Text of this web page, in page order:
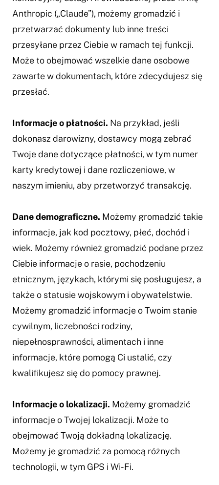
Anthropic („Claude”), możemy gromadzić i
przetwarzać dokumenty lub inne treści
przesyłane przez Ciebie w ramach tej funkcji.
Może to obejmować wszelkie dane osobowe
zawarte w dokumentach, które zdecydujesz się
przesłać.
Informacje o płatności. Na przykład, jeśli
dokonasz darowizny, dostawcy mogą zebrać
Twoje dane dotyczące płatności, w tym numer
karty kredytowej i dane rozliczeniowe, w
naszym imieniu, aby przetworzyć transakcję.
Dane demograficzne. Możemy gromadzić takie
informacje, jak kod pocztowy, płeć, dochód i
wiek. Możemy również gromadzić podane przez
Ciebie informacje o rasie, pochodzeniu
etnicznym, językach, którymi się posługujesz, a
także o statusie wojskowym i obywatelstwie.
Możemy gromadzić informacje o Twoim stanie
cywilnym, liczebności rodziny,
niepełnosprawności, alimentach i inne
informacje, które pomogą Ci ustalić, czy
kwalifikujesz się do pomocy prawnej.
Informacje o lokalizacji. Możemy gromadzić
informacje o Twojej lokalizacji. Może to
obejmować Twoją dokładną lokalizację.
Możemy je gromadzić za pomocą różnych
technologii, w tym GPS i Wi-Fi.